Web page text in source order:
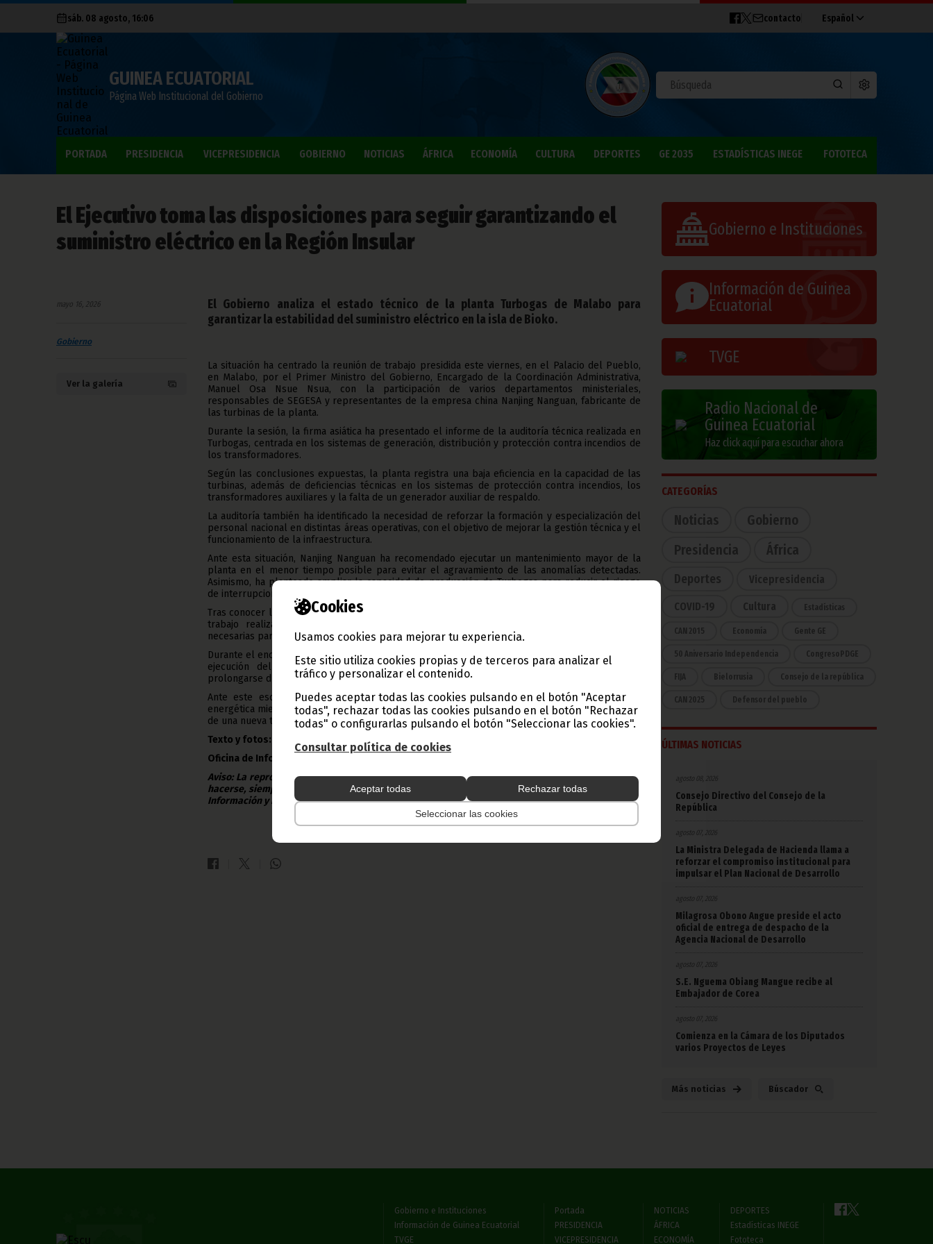
Cookies
Usamos cookies para mejorar tu experiencia.
Este sitio utiliza cookies propias y de terceros para analizar el
tráfico y personalizar el contenido.
Puedes aceptar todas las cookies pulsando en el botón "Aceptar
todas", rechazar todas las cookies pulsando en el botón "Rechazar
todas" o configurarlas pulsando el botón "Seleccionar las cookies".
Consultar política de cookies
Aceptar todas Rechazar todas
Seleccionar las cookies
sáb. 08 agosto, 16:06 contacto Español
GUINEA ECUATORIAL
Página Web Institucional del Gobierno
PORTADA PRESIDENCIA VICEPRESIDENCIA GOBIERNO NOTICIAS ÁFRICA ECONOMÍA CULTURA DEPORTES GE 2035 ESTADÍSTICAS INEGE FOTOTECA
El Ejecutivo toma las disposiciones para seguir garantizando el
suministro eléctrico en la Región Insular
mayo 16, 2026
Gobierno
Ver la galería
El Gobierno analiza el estado técnico de la planta Turbogas de Malabo para
garantizar la estabilidad del suministro eléctrico en la isla de Bioko.
La situación ha centrado la reunión de trabajo presidida este viernes, en el Palacio del Pueblo,
en Malabo, por el Primer Ministro del Gobierno, Encargado de la Coordinación Administrativa,
Manuel Osa Nsue Nsua, con la participación de varios departamentos ministeriales,
responsables de SEGESA y representantes de la empresa china Nanjing Nanguan, fabricante de
las turbinas de la planta.
Durante la sesión, la firma asiática ha presentado el informe de la auditoría técnica realizada en
Turbogas, centrada en los sistemas de generación, distribución y protección contra incendios de
los transformadores.
Según las conclusiones expuestas, la planta registra una baja eficiencia en la capacidad de las
turbinas, además de deficiencias técnicas en los sistemas de protección contra incendios, los
transformadores auxiliares y la falta de un generador auxiliar de respaldo.
La auditoría también ha identificado la necesidad de reforzar la formación y especialización del
personal nacional en distintas áreas operativas, con el objetivo de mejorar la gestión técnica y el
funcionamiento de la infraestructura.
Ante esta situación, Nanjing Nanguan ha recomendado ejecutar un mantenimiento mayor de la
planta en el menor tiempo posible para evitar el agravamiento de las anomalías detectadas.
Asimismo, ha planteado ampliar la capacidad de producción de Turbogas para reducir el riesgo
de interrupciones del suministro durante la ejecución de estos trabajos.
Tras conocer los resultados de la auditoría, Manuel Nsue Nsua ha felicitado a la empresa por el
trabajo realizado, señalando que el informe permitirá al Ejecutivo adoptar las medidas
necesarias para seguir garantizando el suministro eléctrico en Malabo.
Durante el encuentro, el Primer Ministro también ha querido conocer el tiempo estimado para la
ejecución del mantenimiento capital y, la firma ha explicado que los trabajos podrían
prolongarse durante aproximadamente 18 meses.
Ante este escenario, el Ejecutivo estudia un plan alternativo para mantener la estabilidad
energética mientras duren las intervenciones, contemplándose entre las opciones la adquisición
de una nueva turbina con mayor capacidad de producción.
Texto y fotos: Gabinete de Prensa e Imagen de la Vicepresidencia de la República
Oficina de Información y Prensa de Guinea Ecuatorial
Aviso: La reproducción total o parcial de este artículo o de las imágenes que lo acompañen debe
hacerse, siempre y en todo lugar, con la mención de la fuente de origen de la misma (Oficina de
Información y Prensa de Guinea Ecuatorial).
Gobierno e Instituciones
Información de Guinea
Ecuatorial
TVGE
Radio Nacional de
Guinea Ecuatorial
Haz click aquí para escuchar ahora
CATEGORÍAS
Noticias
Gobierno
Presidencia
África
Deportes Vicepresidencia
COVID-19 Cultura Estadísticas
CAN 2015 Economía Gente GE
50 Aniversario Independencia CongresoPDGE
FIJA Bielorrusia Consejo de la república
CAN 2025 Defensor del pueblo
ÚLTIMAS NOTICIAS
agosto 08, 2026
Consejo Directivo del Consejo de la
República
agosto 07, 2026
La Ministra Delegada de Hacienda llama a
reforzar el compromiso institucional para
impulsar el Plan Nacional de Desarrollo
agosto 07, 2026
Milagrosa Obono Angue preside el acto
oficial de entrega de despacho de la
Agencia Nacional de Desarrollo
agosto 07, 2026
S.E. Nguema Obiang Mangue recibe al
Embajador de Corea
agosto 07, 2026
Comienza en la Cámara de los Diputados
varios Proyectos de Leyes
Más noticias Búscador
Gobierno e Instituciones
Información de Guinea Ecuatorial
TVGE
Portada
PRESIDENCIA
VICEPRESIDENCIA
NOTICIAS
ÁFRICA
ECONOMÍA
DEPORTES
Estadísticas INEGE
Fototeca